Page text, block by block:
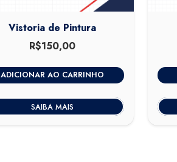
Vistoria de Pintura
R$150,00
ADICIONAR AO CARRINHO
SAIBA MAIS